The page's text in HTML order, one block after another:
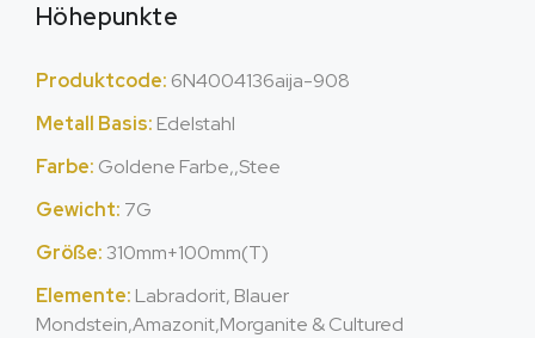
Höhepunkte
Produktcode: 6N4004136aija-908
Metall Basis: Edelstahl
Farbe: Goldene Farbe,,Stee
Gewicht: 7G
Größe: 310mm+100mm(T)
Elemente: Labradorit, Blauer
Mondstein,Amazonit,Morganite & Cultured